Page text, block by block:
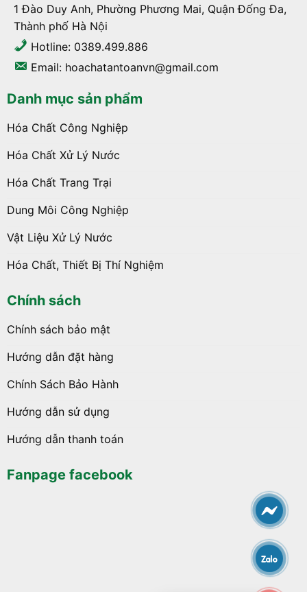
1 Đào Duy Anh, Phường Phương Mai, Quận Đống Đa,
Thành phố Hà Nội
Hotline: 0389.499.886
Email: hoachatantoanvn@gmail.com
Danh mục sản phẩm
Hóa Chất Công Nghiệp
Hóa Chất Xử Lý Nước
Hóa Chất Trang Trại
Dung Môi Công Nghiệp
Vật Liệu Xử Lý Nước
Hóa Chất, Thiết Bị Thí Nghiệm
Chính sách
Chính sách bảo mật
Hướng dẫn đặt hàng
Chính Sách Bảo Hành
Hướng dẫn sử dụng
Hướng dẫn thanh toán
Fanpage facebook